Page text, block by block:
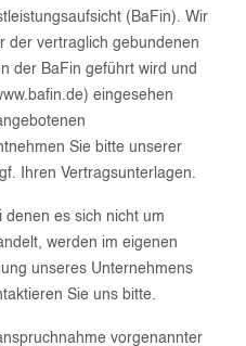
(BaFin). Wir
der vertraglich gebundenen
der BaFin geführt wird und
eingesehen
Sie bitte unserer
Ihren Vertragsunterlagen.
denen es sich nicht um
werden im eigenen
unseres Unternehmens
Sie uns bitte.
vorgenannter